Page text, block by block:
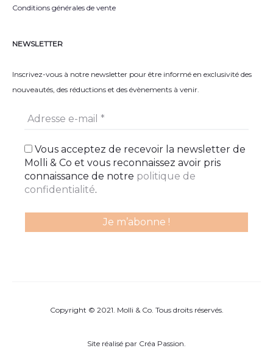
Conditions générales de vente
NEWSLETTER
Inscrivez-vous à notre newsletter pour être informé en exclusivité des
nouveautés, des réductions et des évènements à venir.
Vous acceptez de recevoir la newsletter de
Molli & Co et vous reconnaissez avoir pris
connaissance de notre politique de
confidentialité.
Copyright © 2021. Molli & Co. Tous droits réservés.
Site réalisé par Créa Passion